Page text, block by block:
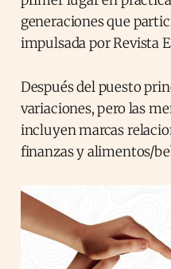
generaciones que
impulsada por Revista
Después del puesto
variaciones, pero las
incluyen marcas
finanzas y alimentos/